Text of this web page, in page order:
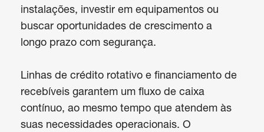
instalações, investir em equipamentos ou
buscar oportunidades de crescimento a
longo prazo com segurança.
Linhas de crédito rotativo e financiamento de
recebíveis garantem um fluxo de caixa
contínuo, ao mesmo tempo que atendem às
suas necessidades operacionais. O